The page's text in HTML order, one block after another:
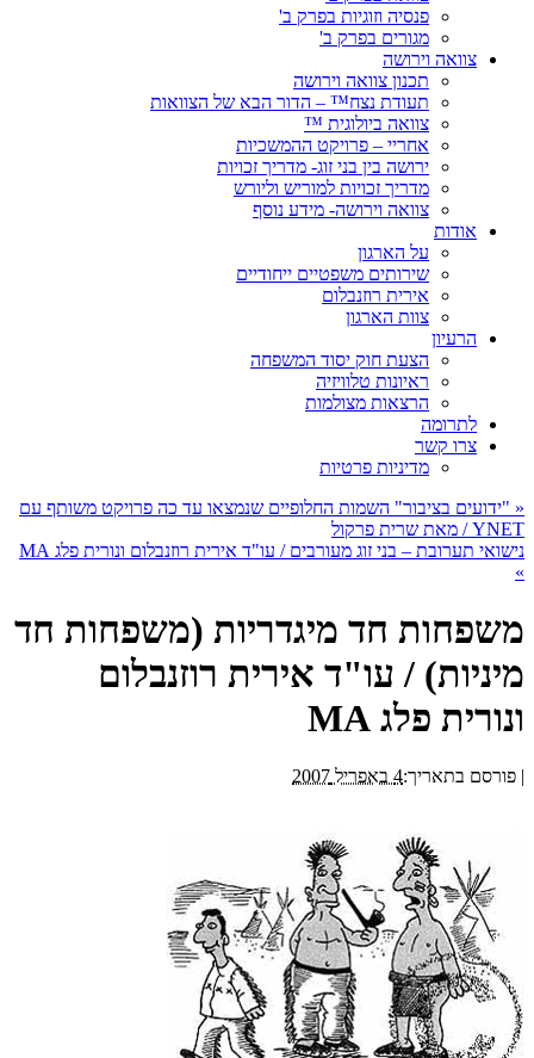
פנסיה וזוגיות בפרק ב'
מגורים בפרק ב'
צוואה וירושה
תכנון צוואה וירושה
תעודת נצח™ – הדור הבא של הצוואות
צוואה ביולוגית ™
אחריי – פרויקט ההמשכיות
ירושה בין בני זוג- מדריך זכויות
מדריך זכויות למוריש וליורש
צוואה וירושה- מידע נוסף
אודות
על הארגון
שירותים משפטיים ייחודיים
אירית רוזנבלום
צוות הארגון
הרעיון
הצעת חוק יסוד המשפחה
ראיונות טלוויזיה
הרצאות מצולמות
לתרומה
צרו קשר
מדיניות פרטיות
« "ידועים בציבור" השמות החלופיים שנמצאו עד כה פרויקט משותף עם
YNET / מאת שרית פרקול
נישואי תערובת – בני זוג מעורבים / עו"ד אירית רוזנבלום ונורית פלג MA
»
משפחות חד מיגדריות (משפחות חד
מיניות) / עו"ד אירית רוזנבלום
ונורית פלג MA
| פורסם בתאריך:4 באפריל 2007